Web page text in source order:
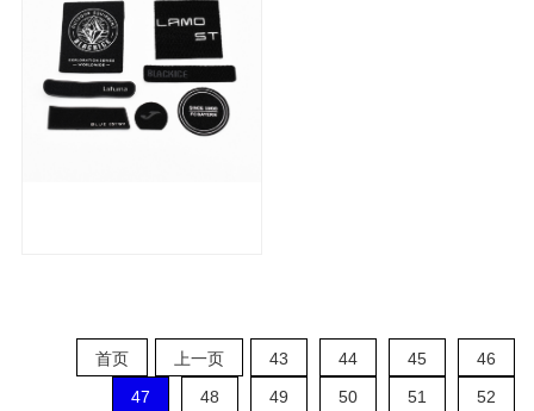
首页 上一页 43 44 45
46
47
48 49 50 51 52